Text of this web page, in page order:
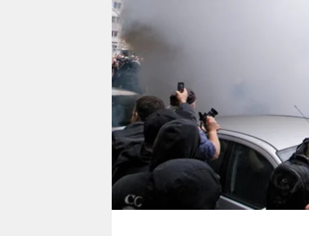
verlag
verlag
veranstaltungen
shop
fragen & hilfe
unterstützen
abo
genossenschaft